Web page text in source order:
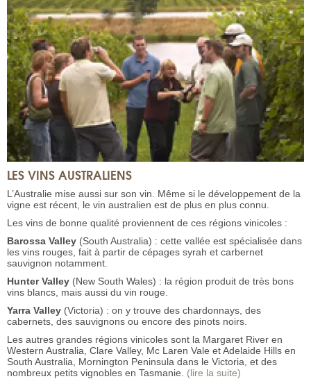
LES VINS AUSTRALIENS
L’Australie mise aussi sur son vin. Même si le développement de la
vigne est récent, le vin australien est de plus en plus connu.
Les vins de bonne qualité proviennent de ces régions vinicoles :
Barossa Valley (South Australia) : cette vallée est spécialisée dans
les vins rouges, fait à partir de cépages syrah et carbernet
sauvignon notamment.
Hunter Valley (New South Wales) : la région produit de très bons
vins blancs, mais aussi du vin rouge.
Yarra Valley (Victoria) : on y trouve des chardonnays, des
cabernets, des sauvignons ou encore des pinots noirs.
Les autres grandes régions vinicoles sont la Margaret River en
Western Australia, Clare Valley, Mc Laren Vale et Adelaide Hills en
South Australia, Mornington Peninsula dans le Victoria, et des
nombreux petits vignobles en Tasmanie. (lire la suite)